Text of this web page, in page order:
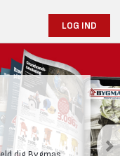
LOG IND